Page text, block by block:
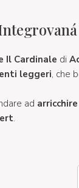
Il Cardinale di
leggeri, che
ad arricchire
.